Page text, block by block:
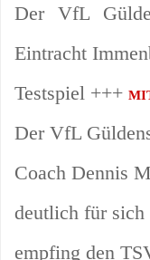
Der VfL
Eintracht
Testspiel +++
Der VfL
Coach Dennis
deutlich für sich
empfing den